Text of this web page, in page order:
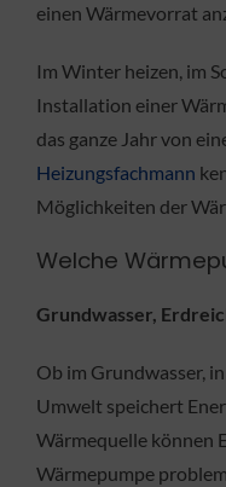
einen Wärmevorrat
Im Winter heizen, im
Installation einer
das ganze Jahr von
Heizungsfachmann
Möglichkeiten der
Welche
Grundwasser,
Ob im Grundwasser,
Umwelt speichert
Wärmequelle können
Wärmepumpe